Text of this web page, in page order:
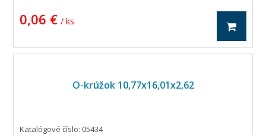
0,06 € / ks
O-krúžok 10,77x16,01x2,62
Katalógové číslo: 05434